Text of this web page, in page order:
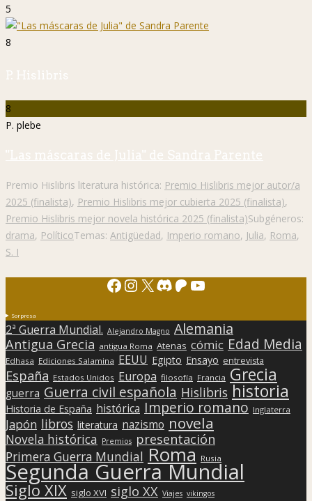
5
8
P. Hislibris
8
P. plebe
"Las máscaras de Julia" de Sandra Parente
Premio Hislibris literatura histórica: Premio Hislibris mejor autor/a
2025 (finalista), Premio Hislibris mejor cubierta 2025 (finalista),
Premio Hislibris mejor novela histórica 2025 (finalista)Subgéneros:
drama, PolíticoTemas: Antigüedad, Imperio romano, Julia, Roma,
S. I
Facebook
Instagram
X Discord
Patreon
YouTube
Sorpresa
2ª Guerra Mundial. Alejandro Magno Alemania
Antigua Grecia antigua Roma Atenas cómic Edad Media
Edhasa Ediciones Salamina EEUU Egipto Ensayo entrevista
España Estados Unidos Europa filosofía Francia Grecia
guerra Guerra civil española Hislibris historia
Historia de España histórica Imperio romano Inglaterra
Japón libros literatura nazismo novela
Novela histórica Premios presentación
Primera Guerra Mundial Roma Rusia
Segunda Guerra Mundial
Siglo XIX siglo XVI siglo XX Viajes vikingos